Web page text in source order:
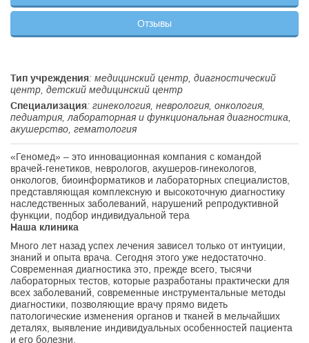
Отзывы
Тип учреждения: медицинский центр, диагностический
центр, детский медицинский центр
Специализация: гинекология, неврология, онкология,
педиатрия, лабораторная и функциональная диагностика,
акушерство, гематология
«Геномед» – это инновационная компания с командой
врачей-генетиков, неврологов, акушеров-гинекологов,
онкологов, биоинформатиков и лабораторных специалистов,
представляющая комплексную и высокоточную диагностику
наследственных заболеваний, нарушений репродуктивной
функции, подбор индивидуальной тера
Наша клиника
Много лет назад успех лечения зависел только от интуиции,
знаний и опыта врача. Сегодня этого уже недостаточно.
Современная диагностика это, прежде всего, тысячи
лабораторных тестов, которые разработаны практически для
всех заболеваний, современные инструментальные методы
диагностики, позволяющие врачу прямо видеть
патологические изменения органов и тканей в мельчайших
деталях, выявление индивидуальных особенностей пациента
и его болезни.